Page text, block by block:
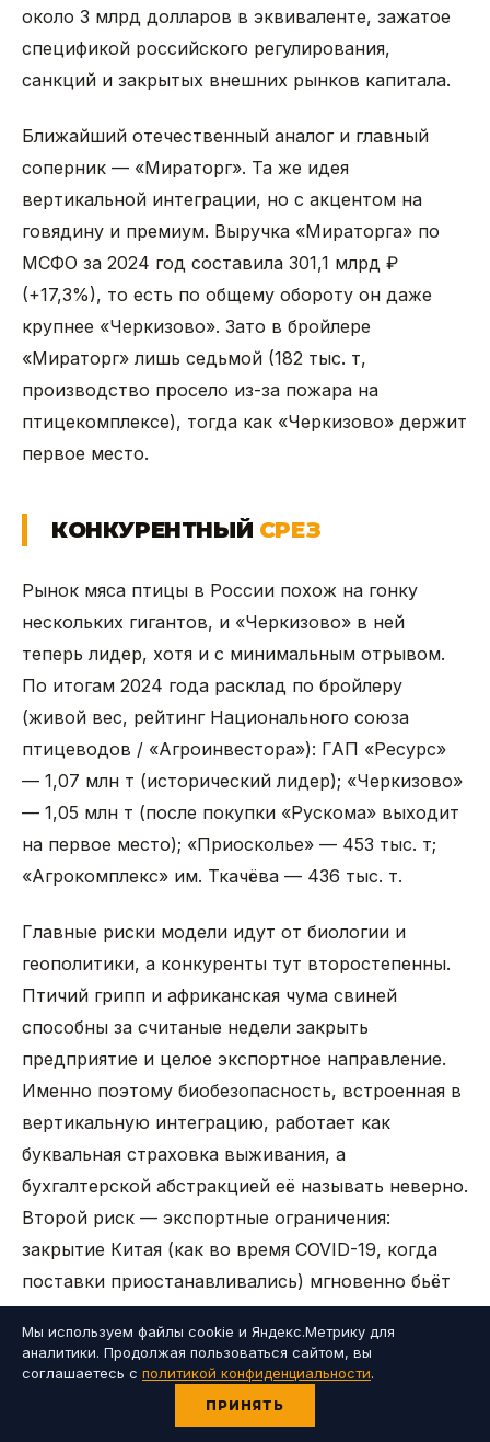
около 3 млрд долларов в эквиваленте, зажатое
спецификой российского регулирования,
санкций и закрытых внешних рынков капитала.
Ближайший отечественный аналог и главный
соперник — «Мираторг». Та же идея
вертикальной интеграции, но с акцентом на
говядину и премиум. Выручка «Мираторга» по
МСФО за 2024 год составила 301,1 млрд ₽
(+17,3%), то есть по общему обороту он даже
крупнее «Черкизово». Зато в бройлере
«Мираторг» лишь седьмой (182 тыс. т,
производство просело из-за пожара на
птицекомплексе), тогда как «Черкизово» держит
первое место.
КОНКУРЕНТНЫЙ СРЕЗ
Рынок мяса птицы в России похож на гонку
нескольких гигантов, и «Черкизово» в ней
теперь лидер, хотя и с минимальным отрывом.
По итогам 2024 года расклад по бройлеру
(живой вес, рейтинг Национального союза
птицеводов / «Агроинвестора»): ГАП «Ресурс»
— 1,07 млн т (исторический лидер); «Черкизово»
— 1,05 млн т (после покупки «Рускома» выходит
на первое место); «Приосколье» — 453 тыс. т;
«Агрокомплекс» им. Ткачёва — 436 тыс. т.
Главные риски модели идут от биологии и
геополитики, а конкуренты тут второстепенны.
Птичий грипп и африканская чума свиней
способны за считаные недели закрыть
предприятие и целое экспортное направление.
Именно поэтому биобезопасность, встроенная в
вертикальную интеграцию, работает как
буквальная страховка выживания, а
бухгалтерской абстракцией её называть неверно.
Второй риск — экспортные ограничения:
закрытие Китая (как во время COVID-19, когда
поставки приостанавливались) мгновенно бьёт
по самому маржинальному каналу.
Есть и отдельный вызов, который честно
признают даже маркетологи отрасли. Премиум-
стейки и «фермерские» истории, в которые
Мы используем файлы cookie и Яндекс.Метрику для
аналитики. Продолжая пользоваться сайтом, вы
соглашаетесь с политикой конфиденциальности.
ПРИНЯТЬ